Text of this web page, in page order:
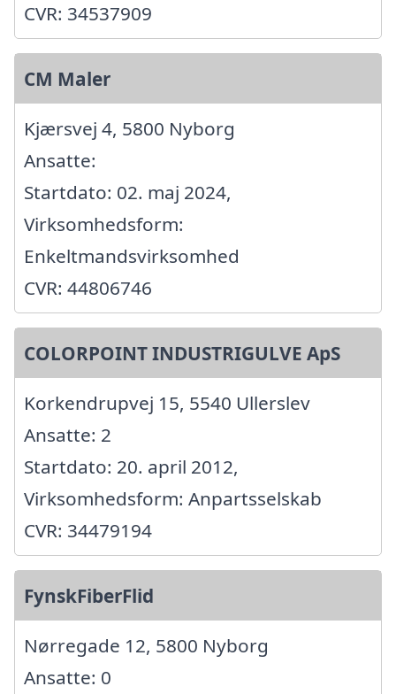
CVR: 34537909
CM Maler
Kjærsvej 4, 5800 Nyborg
Ansatte:
Startdato: 02. maj 2024,
Virksomhedsform:
Enkeltmandsvirksomhed
CVR: 44806746
COLORPOINT INDUSTRIGULVE ApS
Korkendrupvej 15, 5540 Ullerslev
Ansatte: 2
Startdato: 20. april 2012,
Virksomhedsform: Anpartsselskab
CVR: 34479194
FynskFiberFlid
Nørregade 12, 5800 Nyborg
Ansatte: 0